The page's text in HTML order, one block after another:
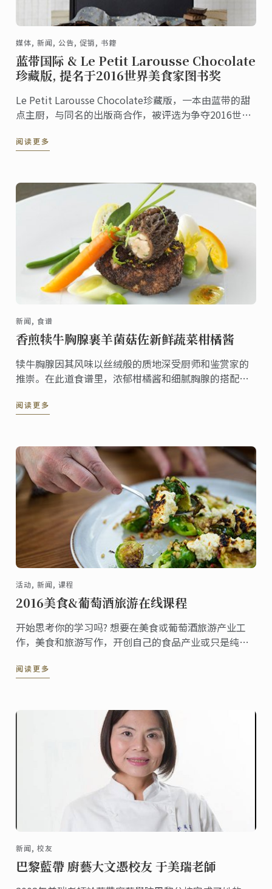
媒体, 新闻, 公告, 促销, 书籍
蓝带国际 & Le Petit Larousse Chocolate
珍藏版, 提名于2016世界美食家图书奖
Le Petit Larousse Chocolate珍藏版，一本由蓝带的甜
点主厨，与同名的出版商合作，被评选为争夺2016世界
评审团选出，在 “巧克力" 类别终获得最佳书籍奖。
阅读更多
新闻, 食谱
香煎犊牛胸腺裹羊菌菇佐新鲜蔬菜柑橘酱
犊牛胸腺因其风味以丝绒般的质地深受厨师和鉴赏家的
推崇。在此道食谱里，浓郁柑橘酱和细腻胸腺的搭配提
提供额外的元素。
阅读更多
活动, 新闻, 课程
2016美食&葡萄酒旅游在线课程
开始思考你的学习吗? 想要在美食或葡萄酒旅游产业工
作，美食和旅游写作，开创自己的食品产业或只是纯粹
阅读更多
新闻, 校友
巴黎藍帶 廚藝大文憑校友 于美瑞老師